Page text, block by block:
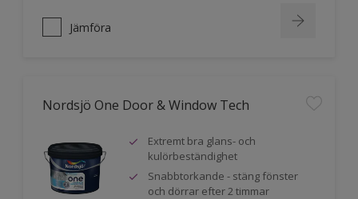
Jämföra
Nordsjö One Door & Window Tech
Extremt bra glans- och
kulörbeständighet
Snabbtorkande - stäng fönster
och dörrar efter 2 timmar